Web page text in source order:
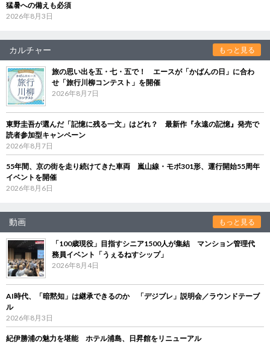
猛暑への備えも必須
2026年8月3日
カルチャー もっと見る
旅の思い出を五・七・五で！ エースが「かばんの日」に合わ
せ「旅行川柳コンテスト」を開催
2026年8月7日
東野圭吾が選んだ「記憶に残る一文」はどれ？ 最新作『永遠の記憶』発売で
読者参加型キャンペーン
2026年8月7日
55年間、京の街を走り続けてきた車両 嵐山線・モボ301形、運行開始55周年
イベントを開催
2026年8月6日
動画 もっと見る
「100歳現役」目指すシニア1500人が集結 マンション管理代
務員イベント「うぇるねすシップ」
2026年8月4日
AI時代、「暗黙知」は継承できるのか 「デジブレ」説明会／ラウンドテーブ
ル
2026年8月3日
紀伊勝浦の魅力を堪能 ホテル浦島、日昇館をリニューアル